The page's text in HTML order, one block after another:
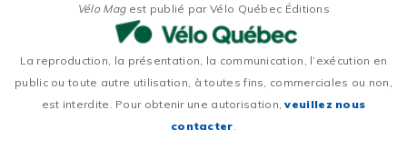
Vélo Magest publié par Vélo Québec Éditions
La reproduction, la présentation, la communication, l’exécution en
public ou toute autre utilisation, à toutes fins, commerciales ou non,
est interdite. Pour obtenir une autorisation,veuillez nous
contacter